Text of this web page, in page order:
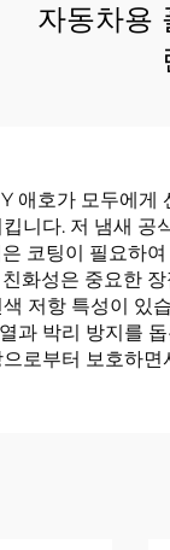
자동차용
애호가 모두에
니다. 저 냄새
코팅이 필요하
화성은 중요한
저항 특성이 있
과 박리 방지를
로부터 보호하